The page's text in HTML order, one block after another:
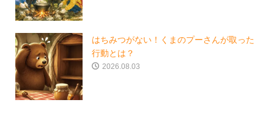
はちみつがない！くまのプーさんが取った
行動とは？
2026.08.03